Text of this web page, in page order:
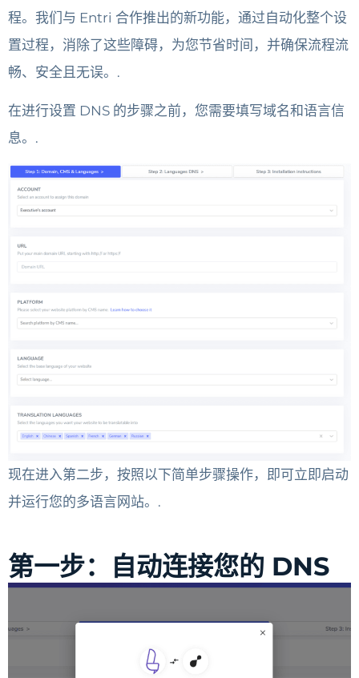
程。我们与 Entri 合作推出的新功能，通过自动化整个设
置过程，消除了这些障碍，为您节省时间，并确保流程流
畅、安全且无误。.
在进行设置 DNS 的步骤之前，您需要填写域名和语言信
息。.
现在进入第二步，按照以下简单步骤操作，即可立即启动
并运行您的多语言网站。.
第一步：自动连接您的 DNS